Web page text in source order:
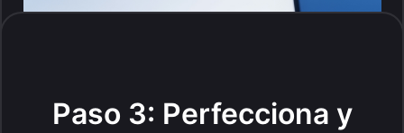
Paso 3: Perfecciona y